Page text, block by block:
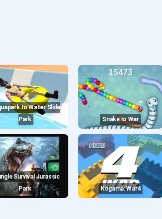
Park
Snake Io War
Park
Kogama: War4